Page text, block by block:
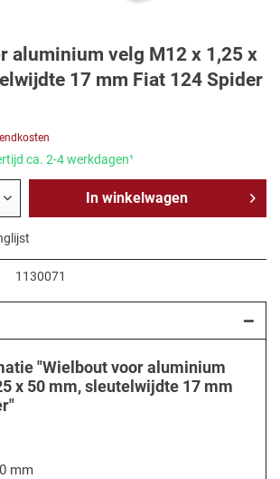
aluminium velg M12 x 1,25 x
17 mm Fiat 124 Spider
ca. 2-4 werkdagen¹
In winkelwagen
1130071
"Wielbout voor aluminium
x 50 mm, sleutelwijdte 17 mm
mm